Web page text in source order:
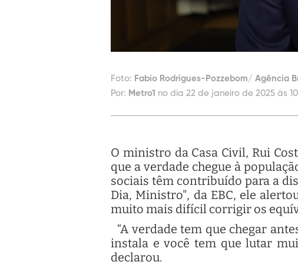
Foto: Fabio Rodrigues-Pozzebom/ Agência
Por: Metro1 no dia 22 de janeiro de 2025 às
O ministro da Casa Civil, Rui
que a verdade chegue à
sociais têm contribuído para a
Dia, Ministro", da EBC, ele
muito mais difícil corrigir os
“A verdade tem que chegar
instala e você tem que lutar
declarou.